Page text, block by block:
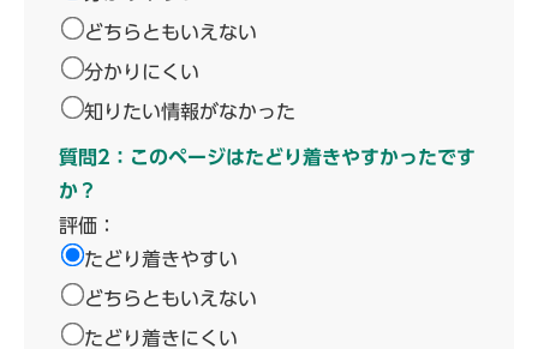
どちらともいえない
分かりにくい
知りたい情報がなかった
質問2：このページはたどり着きやすかったです
か？
評価：
たどり着きやすい
どちらともいえない
たどり着きにくい